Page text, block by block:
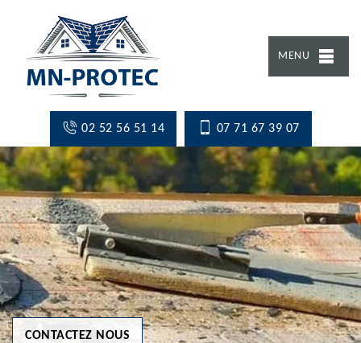
MENU
02 52 56 51 14 07 71 67 39 07
CONTACTEZ NOUS